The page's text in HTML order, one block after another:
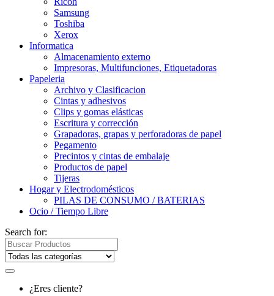
Samsung
Toshiba
Xerox
Informatica
Almacenamiento externo
Impresoras, Multifunciones, Etiquetadoras
Papeleria
Archivo y Clasificacion
Cintas y adhesivos
Clips y gomas elásticas
Escritura y corrección
Grapadoras, grapas y perforadoras de papel
Pegamento
Precintos y cintas de embalaje
Productos de papel
Tijeras
Hogar y Electrodomésticos
PILAS DE CONSUMO / BATERIAS
Ocio / Tiempo Libre
Search for:
¿Eres cliente?